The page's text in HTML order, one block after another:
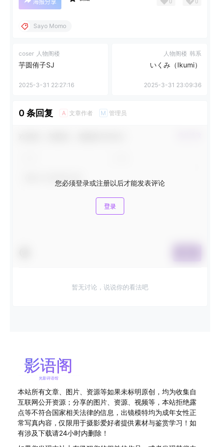
海报分享
Sayo Momo
coser 人物阁楼
芋圆侑子SJ
2025-3-31 22:27:16
人物阁楼 韩系
いくみ（Ikumi）
2025-3-31 23:09:36
0 条回复 A 文章作者 M 管理员
您必须登录或注册以后才能发表评论
登录
暂无讨论，说说你的看法吧
本站所有文章、图片、资源等如果未标明原创，均为收集自
互联网公开资源；分享的图片、资源、视频等，本站拒绝露
点等不符合国家相关法律的信息，出镜模特均为成年女性正
常写真内容，仅限用于摄影爱好者提供素材与鉴赏学习！如
有涉及下载请24小时内删除！